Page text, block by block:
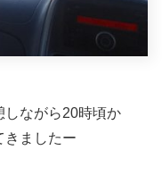
しながら20時頃か
きましたー